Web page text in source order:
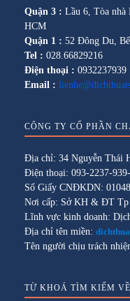
Quận 3 : Lầu 6, Tòa nhà
HCM
Quận 1 : 52 Đông Du,
Tel : 028.66829216
Điện thoại : 0932237939
Email :
CÔNG TY CỔ PHẦN
Địa chỉ: 34 Nguyễn Thái
Điện thoại: 093-2237-
Số Giấy CNĐKDN:
Nơi cấp: Sở KH & ĐT
Lĩnh vực kinh doanh:
Địa chỉ tên miền:
Tên người chịu trách
TỪ KHOÁ TÌM KIẾM